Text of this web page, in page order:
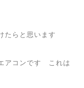
たらと思います
アコンです これは